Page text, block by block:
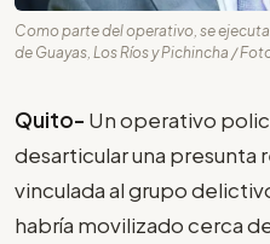
Como parte del operativo, se
de Guayas, Los Ríos y Pichincha /
Quito- Un operativo
desarticular una presunta
vinculada al grupo
habría movilizado cerca